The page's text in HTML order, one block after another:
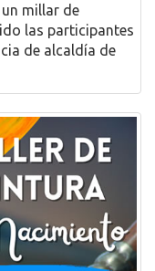
millar de
las participantes
de alcaldía de